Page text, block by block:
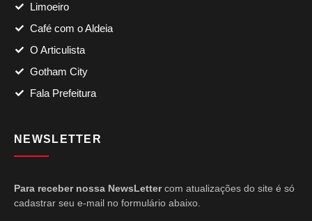
Limoeiro
Café com o Aldeia
O Articulista
Gotham City
Fala Prefeitura
NEWSLETTER
Para receber nossa NewsLettercom atualizações do site é só
cadastrar seu e-mail no formulário abaixo.